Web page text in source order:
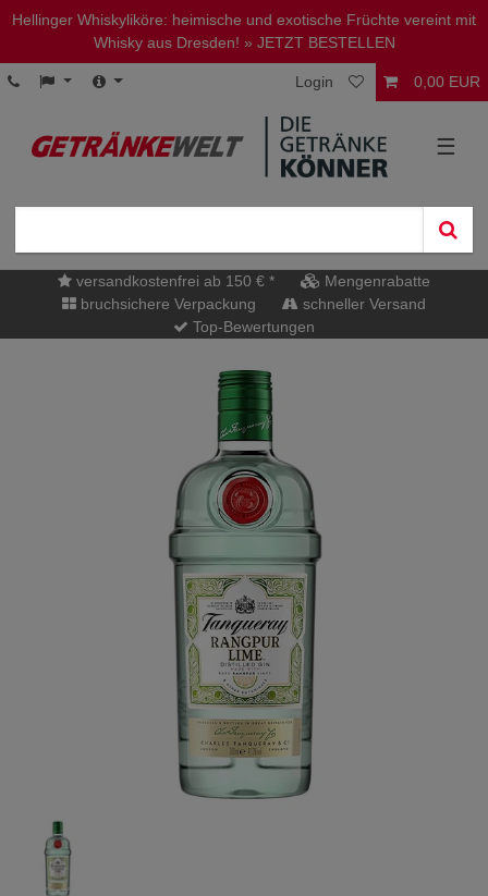
Hellinger Whiskyliköre: heimische und exotische Früchte vereint mit
Whisky aus Dresden! » JETZT BESTELLEN
Login 0,00 EUR
☰
versandkostenfrei ab 150 € *
Mengenrabatte
bruchsichere Verpackung
schneller Versand
Top-Bewertungen